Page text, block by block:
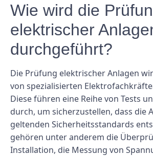
Wie wird die
elektrischer
durchgeführt?
Die Prüfung elektrischer Anlagen
von spezialisierten
Diese führen eine Reihe von Tests
durch, um sicherzustellen, dass die
geltenden Sicherheitsstandards
gehören unter anderem die
Installation, die Messung von